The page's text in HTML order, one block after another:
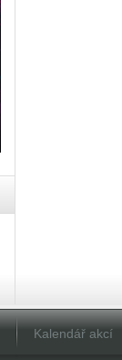
Kalendář akcí